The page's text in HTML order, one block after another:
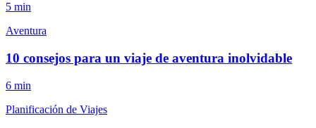
5 min
Aventura
10 consejos para un viaje de aventura inolvidable
6 min
Planificación de Viajes